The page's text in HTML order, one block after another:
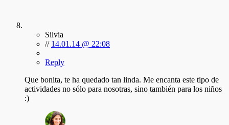
Silvia
// 14.01.14 @ 22:08
Reply
Que bonita, te ha quedado tan linda. Me encanta este tipo de
actividades no sólo para nosotras, sino también para los niños
:)